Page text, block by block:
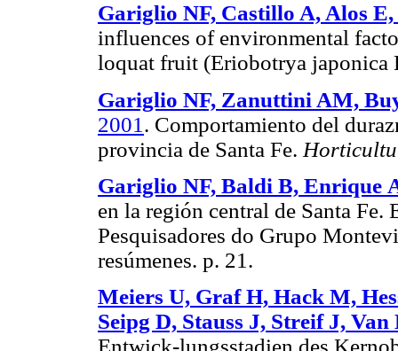
Gariglio NF, Castillo A, Alos
influences of environmental
loquat fruit (Eriobotrya
Gariglio NF, Zanuttini AM,
2001 . Comportamiento del
provincia de Santa Fe.
Gariglio NF, Baldi B, Enrique
en la región central de Santa Fe.
Pesquisadores do Grupo
resúmenes. p. 21.
Meiers U, Graf H, Hack M,
Seipg D, Stauss J, Streif J,
Entwick-lungsstadien des